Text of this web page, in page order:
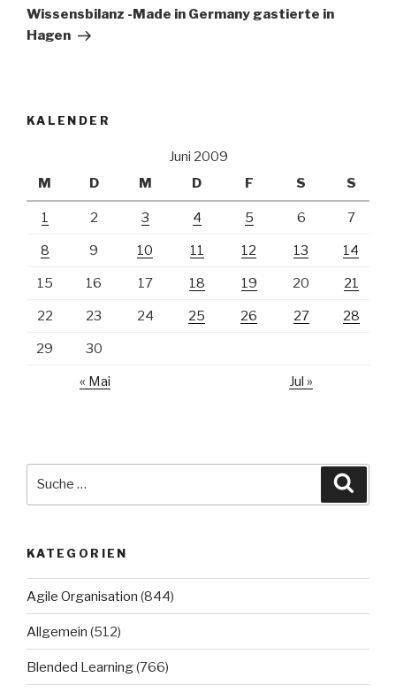
Beitrag
Wissensbilanz -Made in Germany gastierte in
Hagen
KALENDER
Juni 2009
M
D M D F S S
1 2 3 4 5 6 7
8 9 10 11 12 13 14
15 16 17 18 19 20 21
22 23 24 25 26 27 28
29 30
« Mai Jul »
KATEGORIEN
Agile Organisation (844)
Allgemein (512)
Blended Learning(766)